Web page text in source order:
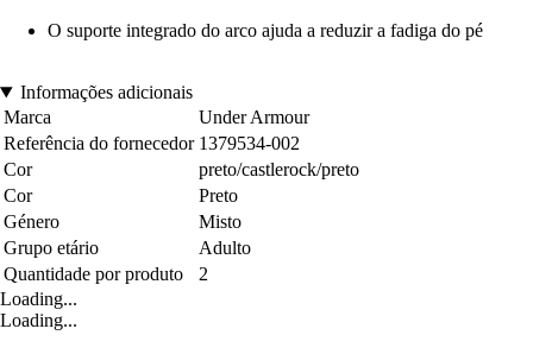
O suporte integrado do arco ajuda a reduzir a fadiga do pé
Informações adicionais
Marca
Under Armour
Referência do fornecedor 1379534-002
Cor
preto/castlerock/preto
Cor
Preto
Género
Misto
Grupo etário
Adulto
Quantidade por produto
2
Loading...
Loading...